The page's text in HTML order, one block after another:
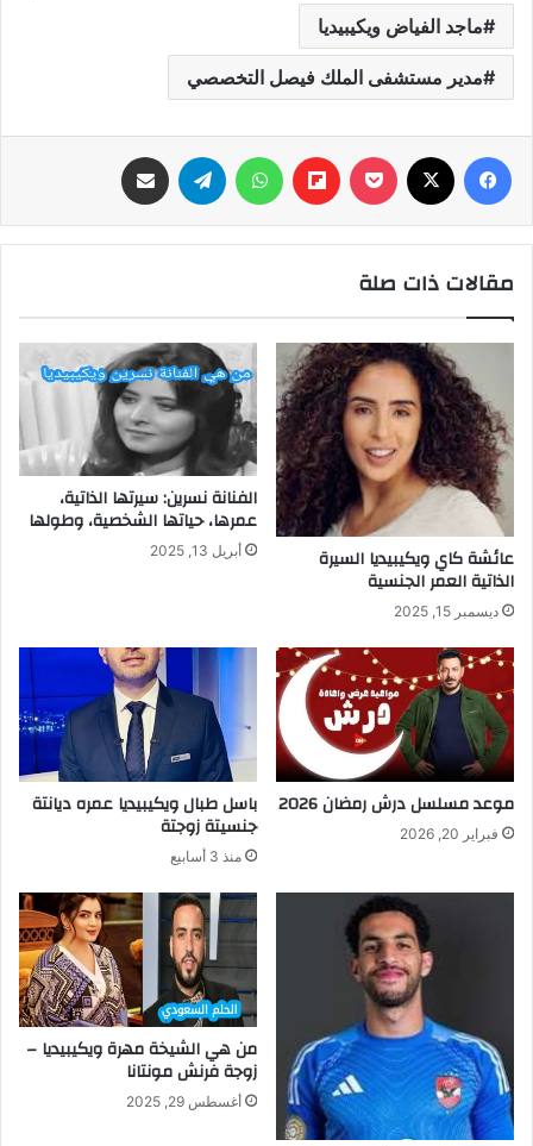
ماجد الفياض ويكيبيديا
مدير مستشفى الملك فيصل التخصصي
فيسبوك ‫Pocket
Flipboard واتساب تيلقرام
مقالات ذات صلة
عائشة كاي ويكيبيديا السيرة
الذاتية العمر الجنسية
ديسمبر 15, 2025
الفنانة نسرين: سيرتها الذاتية،
عمرها، حياتها الشخصية، وطولها
أبريل 13, 2025
موعد مسلسل درش رمضان 2026
فبراير 20, 2026
باسل طبال ويكيبيديا عمره ديانتة
جنسيتة زوجتة
منذ 3 أسابيع
من هي الشيخة مهرة ويكيبيديا –
زوجة فرنش مونتانا
أغسطس 29, 2025